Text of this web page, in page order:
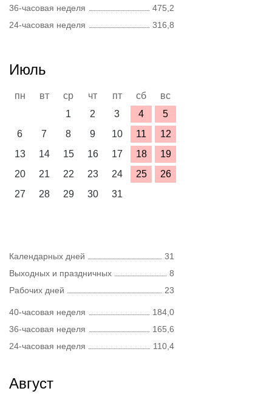
36-часовая неделя
475,2
24-часовая неделя
316,8
Июль
пн вт ср чт пт сб
вс
1
2 3 4
5
6
7 8 9 10 11
12
13
14 15 16 17 18
19
20
21 22 23 24 25
26
27
28 29 30 31
Календарных дней
31
Выходных и праздничных
8
Рабочих дней
23
40-часовая неделя
184,0
36-часовая неделя
165,6
24-часовая неделя
110,4
Август